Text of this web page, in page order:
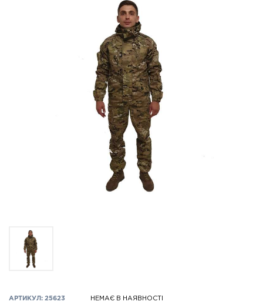
АРТИКУЛ: 25623 НЕМАЄ В НАЯВНОСТІ